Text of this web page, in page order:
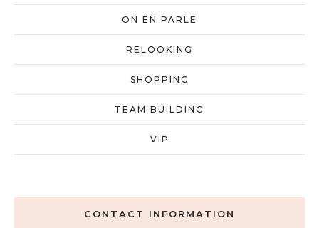
ON EN PARLE
RELOOKING
SHOPPING
TEAM BUILDING
VIP
CONTACT INFORMATION